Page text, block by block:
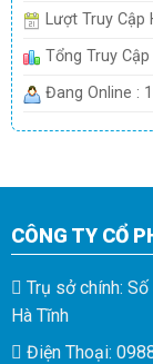
Lượt Truy Cập
Tổng Truy
Đang Online : 1
CÔNG TY CỔ
Trụ sở chính:
Hà Tĩnh
Điện Thoại: